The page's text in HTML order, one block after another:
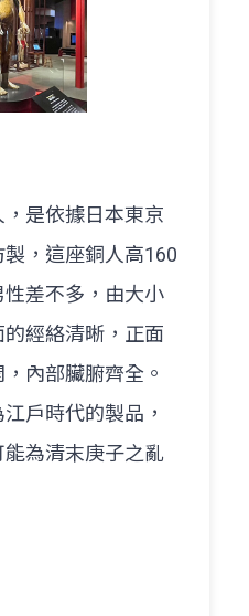
是依據日本東京
，這座銅人高160
差不多，由大小
經絡清晰，正面
內部臟腑齊全。
戶時代的製品，
為清末庚子之亂